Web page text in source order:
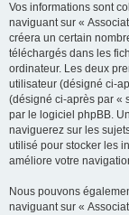
Vos informations sont
naviguant sur «
créera un certain
téléchargés dans les
ordinateur. Les deux
utilisateur (désigné ci-
(désigné ci-après par «
par le logiciel phpBB.
naviguerez sur les
utilisé pour stocker les
améliore votre
Nous pouvons
naviguant sur «